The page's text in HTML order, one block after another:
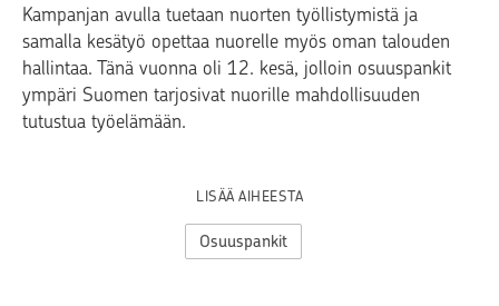
Kampanjan avulla tuetaan nuorten työllistymistä ja
samalla kesätyö opettaa nuorelle myös oman talouden
hallintaa. Tänä vuonna oli 12. kesä, jolloin osuuspankit
ympäri Suomen tarjosivat nuorille mahdollisuuden
tutustua työelämään.
LISÄÄ AIHEESTA
Osuuspankit